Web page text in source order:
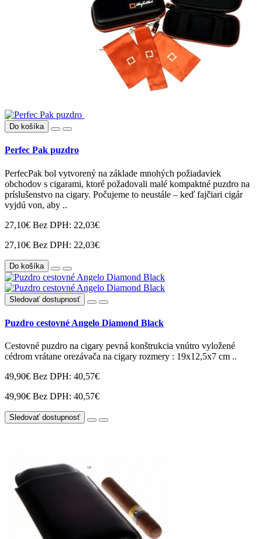
Do košíka
Perfec Pak puzdro
PerfecPak bol vytvorený na základe mnohých požiadaviek
obchodov s cigarami, ktoré požadovali malé kompaktné puzdro na
príslušenstvo na cigary. Počujeme to neustále – keď fajčiari cigár
vyjdú von, aby ..
27,10€ Bez DPH: 22,03€
27,10€ Bez DPH: 22,03€
Do košíka
Sledovať dostupnosť
Puzdro cestovné Angelo Diamond Black
Cestovné puzdro na cigary pevná konštrukcia vnútro vyložené
cédrom vrátane orezávača na cigary rozmery : 19x12,5x7 cm ..
49,90€ Bez DPH: 40,57€
49,90€ Bez DPH: 40,57€
Sledovať dostupnosť